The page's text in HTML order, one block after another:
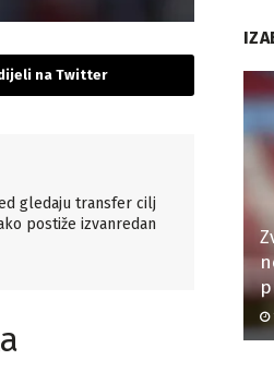
na Twitter
gledaju transfer cilj
postiže izvanredan